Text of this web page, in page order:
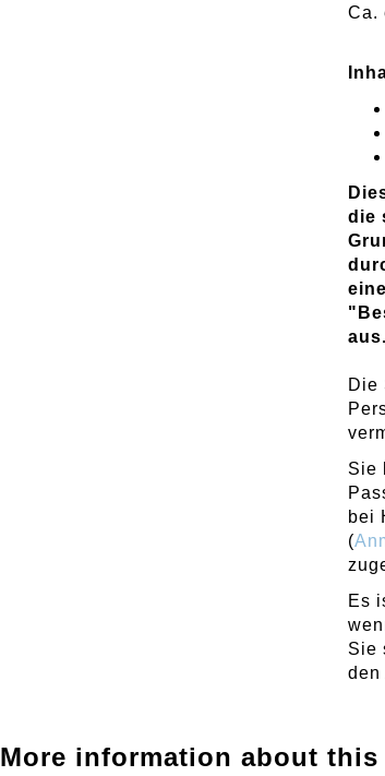
Ca.
die
aus.
Die
Sie
bei
(
Es
Sie
den
More information about this